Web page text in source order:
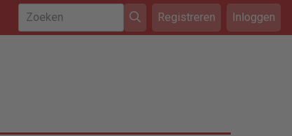
Registreren Inloggen